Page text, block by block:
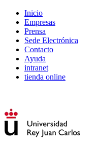
Inicio
Empresas
Prensa
Sede Electrónica
Contacto
Ayuda
intranet
tienda online